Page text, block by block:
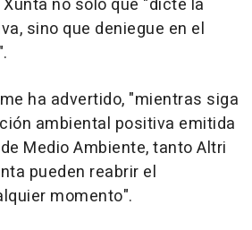
no solo que "dicte la
sino que deniegue en el
ha advertido, "mientras siga
ambiental positiva emitida
Medio Ambiente, tanto Altri
pueden reabrir el
momento".